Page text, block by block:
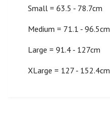
Small = 63.5 - 78.7cm
Medium = 71.1 - 96.5cm
Large = 91.4 - 127cm
XLarge = 127 - 152.4cm